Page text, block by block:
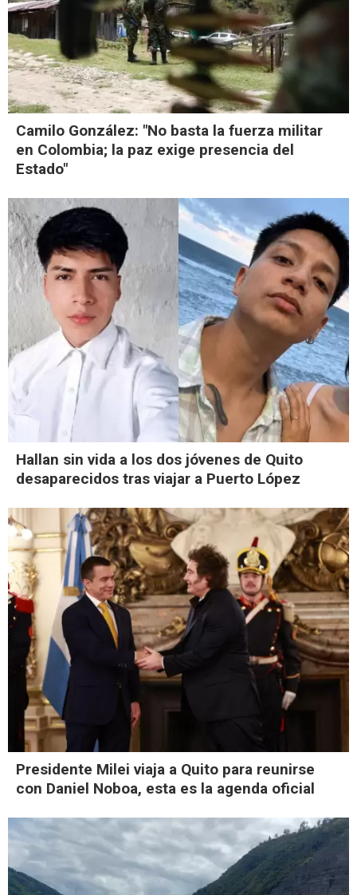
Camilo González: "No basta la fuerza militar
en Colombia; la paz exige presencia del
Estado"
Hallan sin vida a los dos jóvenes de Quito
desaparecidos tras viajar a Puerto López
Presidente Milei viaja a Quito para reunirse
con Daniel Noboa, esta es la agenda oficial